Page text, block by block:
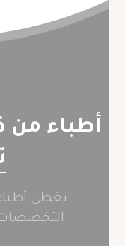
أطباء من
يغطي